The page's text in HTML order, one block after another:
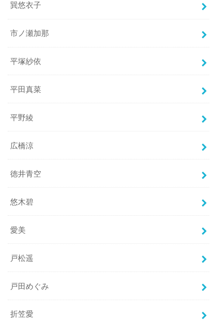
巽悠衣子
市ノ瀬加那
平塚紗依
平田真菜
平野綾
広橋涼
徳井青空
悠木碧
愛美
戸松遥
戸田めぐみ
折笠愛